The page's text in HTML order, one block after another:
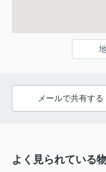
メールで共有する
よく見られている